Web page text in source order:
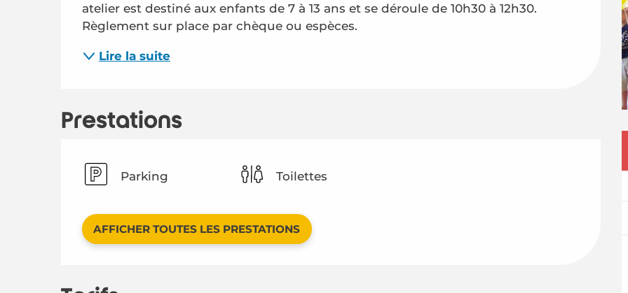
atelier est destiné aux enfants de 7 à 13 ans et se déroule de 10h30 à 12h30.
Règlement sur place par chèque ou espèces.
Lire la suite
Prestations
Parking Toilettes
AFFICHER TOUTES LES PRESTATIONS